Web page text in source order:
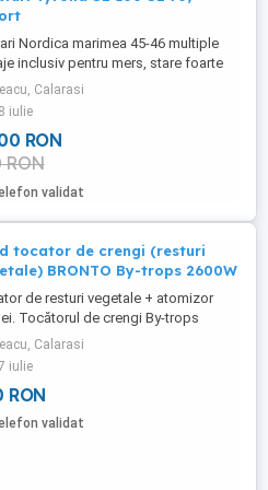
Nordica marimea 45-46 multiple
inclusiv pentru mers, stare foarte
Schiuri Head Carve X, lungime 1,7
legaturi Tyrolia SL 100. A doua
de schiuri Head Cyber, lungime
legaturi Tyrolia SL 70. Eu am
si m-am dat foarte bine cu
echipament. ...
Calarasi
iulie
RON
RON
validat
tocator de crengi (resturi
BRONTO By-trops 2600W
de resturi vegetale + atomizor
Tocătorul de crengi By-trops
este proiectat pentru a vă ușura
și a economisi timp prețios. Ideal
grădinile de toate dimensiunile,
tocător puternic face față cu
crengilor cu diametrul de până la
Calarasi
iulie
RON
validat